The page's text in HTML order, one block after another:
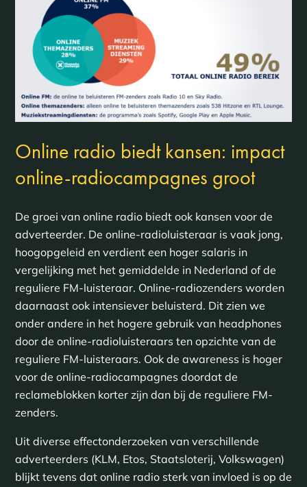
Online radio biedt kansen: impact
online-radiocampagnes groot
De groei van online radio biedt ook kansen voor de
adverteerder. De online-radioluisteraar is vaak jong,
hoogopgeleid en verdient een hoger salaris in
vergelijking met het gemiddelde in Nederland of de
reguliere FM-luisteraar. Online-radiozenders worden
daarnaast ook intensiever beluisterd. Dit zien we
onder andere in het hogere gebruik van headphones
door de online-radioluisteraars ten opzichte van de
reguliere FM-luisteraars. Ook de awareness is hoger
voor de online-radiocampagnes doordat de
reclameblokken korter zijn dan bij de reguliere FM-
zenders.
Uit diverse effectonderzoeken van verschillende
adverteerders (KLM, Etos, Staatsloterij, Volkswagen)
blijkt tevens dat online radio sterk van invloed is op de